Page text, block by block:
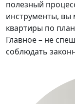
полезный
инструменты, вы
квартиры по
Главное – не
соблюдать